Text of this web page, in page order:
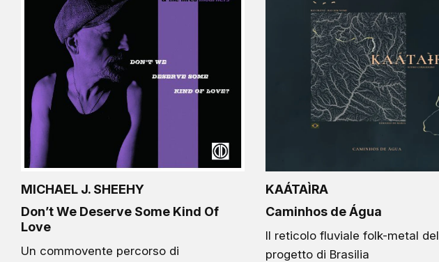
MICHAEL J. SHEEHY
Don’t We Deserve Some Kind Of
Love
Un commovente percorso di
KAÁTAÌRA
Caminhos de Água
Il reticolo fluviale folk-metal del
progetto di Brasilia